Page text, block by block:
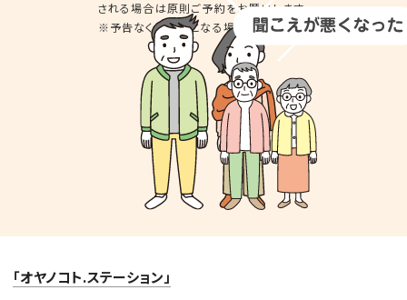
される場合は原則ご予約をお願いします。
※予告なくお休みとなる場合があります。
「オヤノコト.ステーション」